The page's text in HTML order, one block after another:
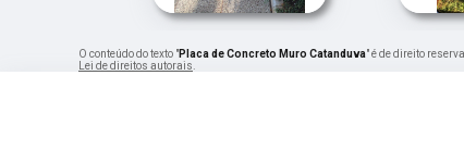
O conteúdo do texto "Placa de Concreto Muro Catanduva" é de direito
Lei de direitos autorais.